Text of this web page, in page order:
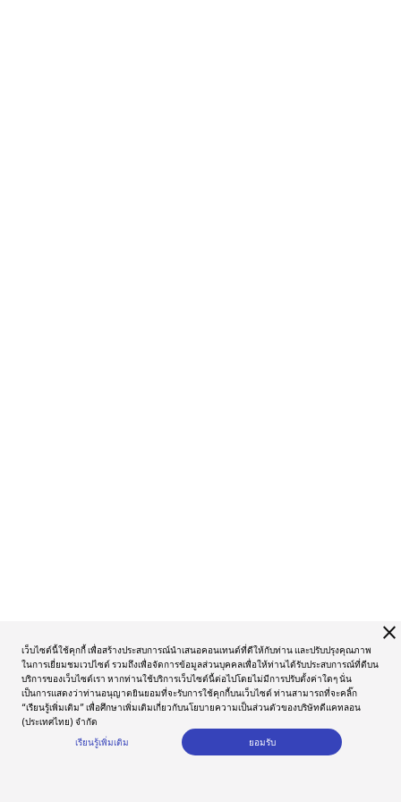
close
เว็บไซต์นี้ใช้คุกกี้ เพื่อสร้างประสบการณ์นำเสนอคอนเทนต์ที่ดีให้กับท่าน และปรับปรุงคุณภาพ
ในการเยี่ยมชมเวปไซต์ รวมถึงเพื่อจัดการข้อมูลส่วนบุคคลเพื่อให้ท่านได้รับประสบการณ์ที่ดีบน
บริการของเว็บไซต์เรา หากท่านใช้บริการเว็บไซต์นี้ต่อไปโดยไม่มีการปรับตั้งค่าใดๆ นั่น
เป็นการแสดงว่าท่านอนุญาตยินยอมที่จะรับการใช้คุกกี้บนเว็บไซต์ ท่านสามารถที่จะคลิ๊ก
“เรียนรู้เพิ่มเติม” เพื่อศึกษาเพิ่มเติมเกี่ยวกับนโยบายความเป็นส่วนตัวของบริษัทดีแคทลอน
(ประเทศไทย) จำกัด
เรียนรู้เพิ่มเติม
ยอมรับ